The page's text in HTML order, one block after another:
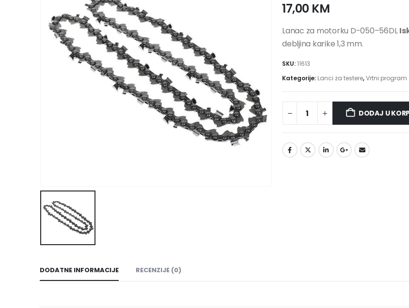
17,00 KM
Lanac za motorku D-050–56DL
debljina karike 1,3 mm.
SKU:11613
Kategorije: Lanci za testere,Vrtni program
DODAJ U
DODATNE INFORMACIJE RECENZIJE (0)